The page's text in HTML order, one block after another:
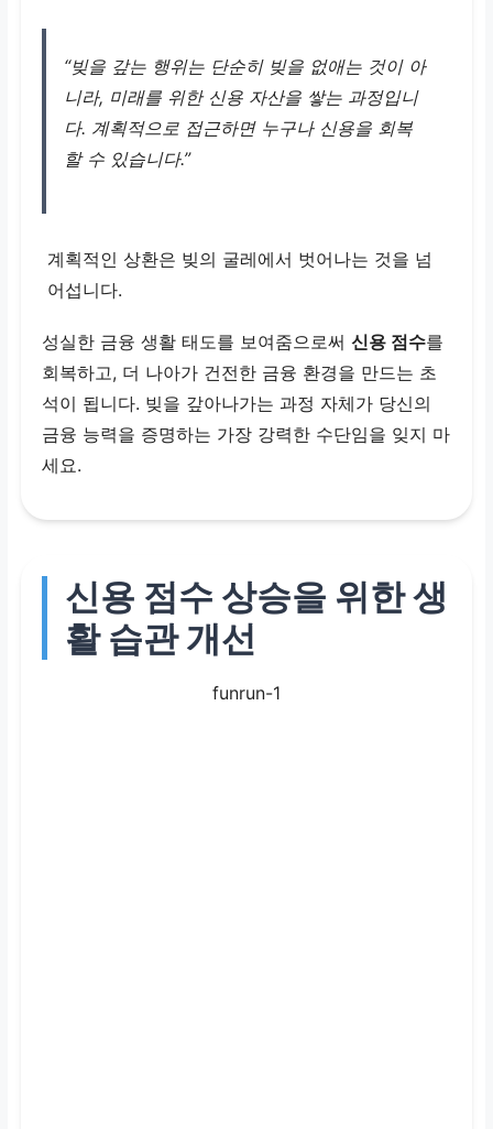
“빚을 갚는 행위는 단순히 빚을 없애는 것이 아
니라, 미래를 위한 신용 자산을 쌓는 과정입니
다. 계획적으로 접근하면 누구나 신용을 회복
할 수 있습니다.”
계획적인 상환은 빚의 굴레에서 벗어나는 것을 넘
어섭니다.
성실한 금융 생활 태도를 보여줌으로써신용 점수를
회복하고, 더 나아가 건전한 금융 환경을 만드는 초
석이 됩니다. 빚을 갚아나가는 과정 자체가 당신의
금융 능력을 증명하는 가장 강력한 수단임을 잊지 마
세요.
신용 점수 상승을 위한 생
활 습관 개선
funrun-1